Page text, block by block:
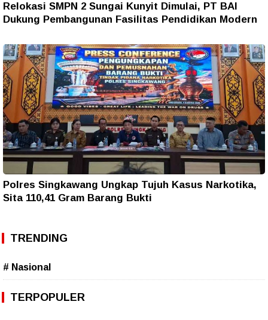
Relokasi SMPN 2 Sungai Kunyit Dimulai, PT BAI
Dukung Pembangunan Fasilitas Pendidikan Modern
Polres Singkawang Ungkap Tujuh Kasus Narkotika,
Sita 110,41 Gram Barang Bukti
TRENDING
# Nasional
TERPOPULER